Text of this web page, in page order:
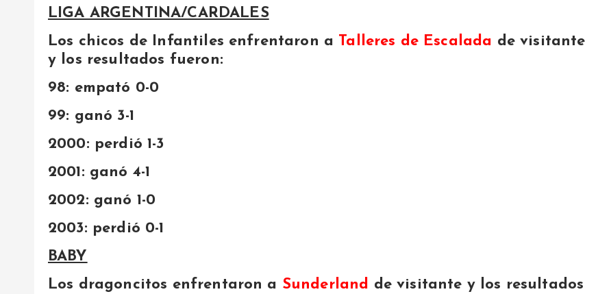
LIGA ARGENTINA/CARDALES
Los chicos de Infantiles enfrentaron a Talleres de Escalada de visitante
y los resultados fueron:
98: empató 0-0
99: ganó 3-1
2000: perdió 1-3
2001: ganó 4-1
2002: ganó 1-0
2003: perdió 0-1
BABY
Los dragoncitos enfrentaron a Sunderland de visitante y los resultados